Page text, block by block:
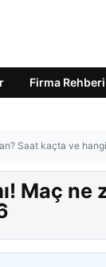
Firma Rehberi
Saat kaçta ve
Maç